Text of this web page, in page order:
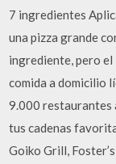
7 ingredientes
una pizza grande
ingrediente, pero el
comida a domicilio
9.000 restaurantes
tus cadenas
Goiko Grill,